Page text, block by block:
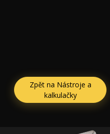
Zpět na Nástroje a
kalkulačky